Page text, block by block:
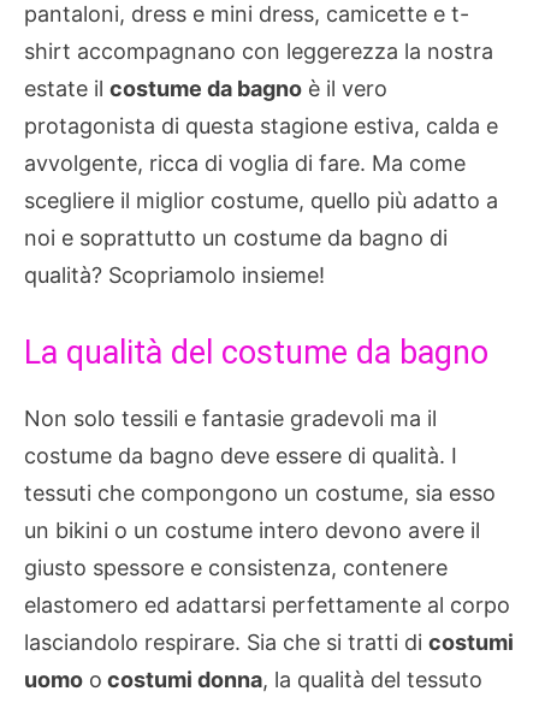
pantaloni, dress e mini dress, camicette e t-
shirt accompagnano con leggerezza la nostra
estate il costume da bagno è il vero
protagonista di questa stagione estiva, calda e
avvolgente, ricca di voglia di fare. Ma come
scegliere il miglior costume, quello più adatto a
noi e soprattutto un costume da bagno di
qualità? Scopriamolo insieme!
La qualità del costume da bagno
Non solo tessili e fantasie gradevoli ma il
costume da bagno deve essere di qualità. I
tessuti che compongono un costume, sia esso
un bikini o un costume intero devono avere il
giusto spessore e consistenza, contenere
elastomero ed adattarsi perfettamente al corpo
lasciandolo respirare. Sia che si tratti di costumi
uomo o costumi donna, la qualità del tessuto